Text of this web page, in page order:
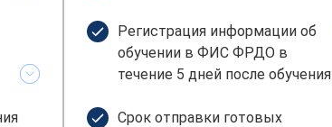
Регистрация информации об
обучении в ФИС ФРДО в
течение 5 дней после обучения
Срок отправки готовых